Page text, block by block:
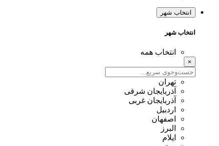
انتخاب شهر
انتخاب شهر
انتخاب همه
×
تهران
آذربایجان شرقی
آذربایجان غربی
اردبیل
اصفهان
البرز
ایلام